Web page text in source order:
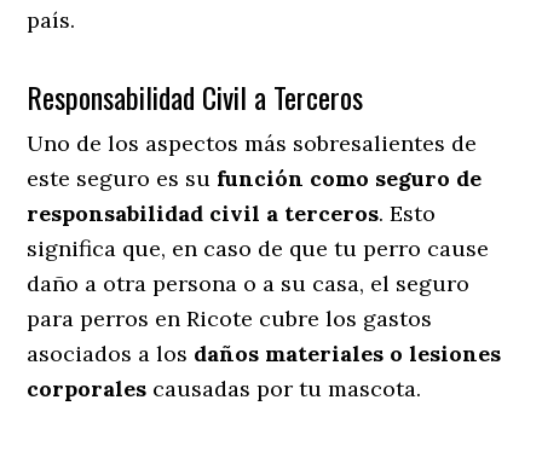
país.
Responsabilidad Civil a Terceros
Uno de los aspectos más sobresalientes de
este seguro es su función como seguro de
responsabilidad civil a terceros. Esto
significa que, en caso de que tu perro cause
daño a otra persona o a su casa, el seguro
para perros en Ricote cubre los gastos
asociados a los daños materiales o lesiones
corporales causadas por tu mascota.